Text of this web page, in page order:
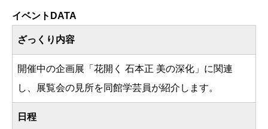
イベントDATA
ざっくり内容
開催中の企画展「花開く 石本正 美の深化」に関連
し、展覧会の見所を同館学芸員が紹介します。
日程